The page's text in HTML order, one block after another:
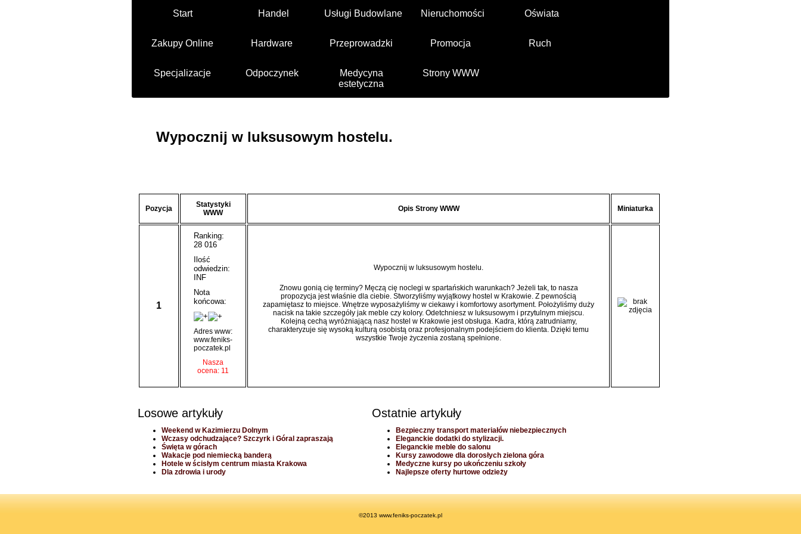
Start Handel Usługi Budowlane Nieruchomości Oświata
Zakupy Online Hardware Przeprowadzki Promocja Ruch
Specjalizacje Odpoczynek
Medycyna
estetyczna
Strony WWW
Wypocznij w luksusowym hostelu.
Pozycja
Statystyki
WWW
Opis Strony WWW Miniaturka
1
Ranking:
28 016
Ilość
odwiedzin:
INF
Nota
końcowa:
Adres www:
www.feniks-
poczatek.pl
Nasza
ocena: 11
Wypocznij w luksusowym hostelu.
Znowu gonią cię terminy? Męczą cię noclegi w spartańskich warunkach? Jeżeli tak, to nasza
propozycja jest właśnie dla ciebie. Stworzyliśmy wyjątkowy hostel w Krakowie. Z pewnością
zapamiętasz to miejsce. Wnętrze wyposażyliśmy w ciekawy i komfortowy asortyment. Położyliśmy duży
nacisk na takie szczegóły jak meble czy kolory. Odetchniesz w luksusowym i przytulnym miejscu.
Kolejną cechą wyróżniającą nasz hostel w Krakowie jest obsługa. Kadra, którą zatrudniamy,
charakteryzuje się wysoką kulturą osobistą oraz profesjonalnym podejściem do klienta. Dzięki temu
wszystkie Twoje życzenia zostaną spełnione.
Losowe artykuły
Weekend w Kazimierzu Dolnym
Wczasy odchudzające? Szczyrk i Góral zapraszają
Święta w górach
Wakacje pod niemiecką banderą
Hotele w ścisłym centrum miasta Krakowa
Dla zdrowia i urody
Ostatnie artykuły
Bezpieczny transport materiałów niebezpiecznych
Eleganckie dodatki do stylizacji.
Eleganckie meble do salonu
Kursy zawodowe dla dorosłych zielona góra
Medyczne kursy po ukończeniu szkoły
Najlepsze oferty hurtowe odzieży
©2013 www.feniks-poczatek.pl